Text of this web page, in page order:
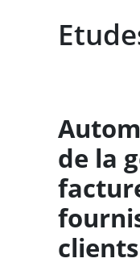
de la
clients